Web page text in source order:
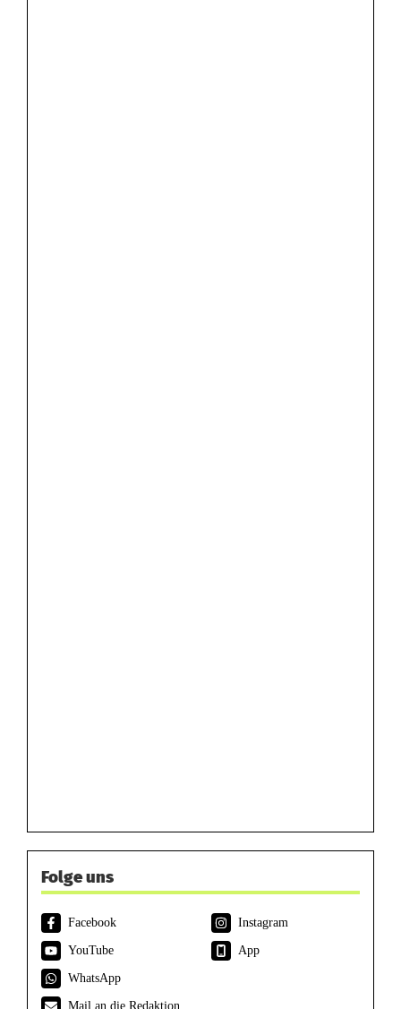
Folge uns
Facebook
Instagram
YouTube
App
WhatsApp
Mail an die Redaktion